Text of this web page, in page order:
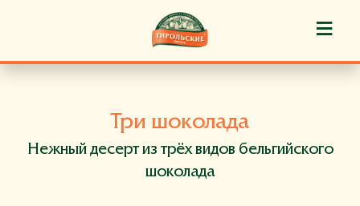
Три шоколада
Нежный десерт из трёх видов бельгийского
шоколада
≡
Пироги «Тирольские» ®
Пирожные «Тирольские» ®